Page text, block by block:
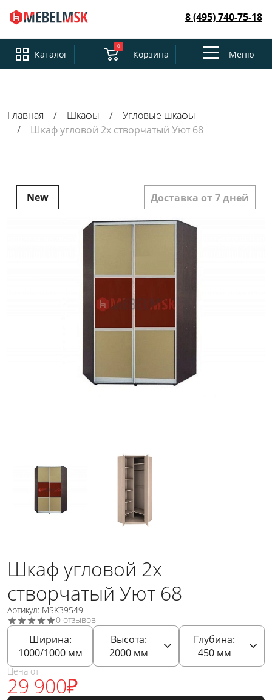
8 (495) 740-75-18
Каталог
0
Корзина
ToggleМеню
Главная Шкафы
Угловые шкафы
Шкаф угловой 2х створчатый Уют 68
New Доставка от 7 дней
Шкаф угловой 2х
створчатый Уют 68
Артикул: MSK39549
0 отзывов
Ширина:
1000/1000мм
Высота:
2000мм
Глубина:
450мм
Цена от
29 900₽